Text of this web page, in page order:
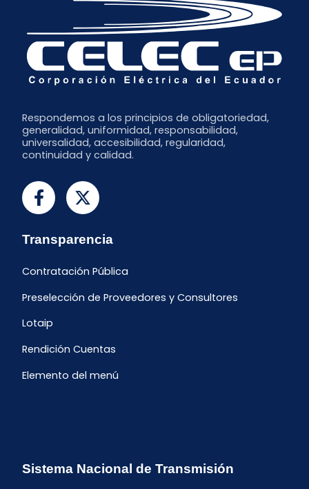
Respondemos a los principios de obligatoriedad,
generalidad, uniformidad, responsabilidad,
universalidad, accesibilidad, regularidad,
continuidad y calidad.
Transparencia
Contratación Pública
Preselección de Proveedores y Consultores
Lotaip
Rendición Cuentas
Elemento del menú
Sistema Nacional de Transmisión